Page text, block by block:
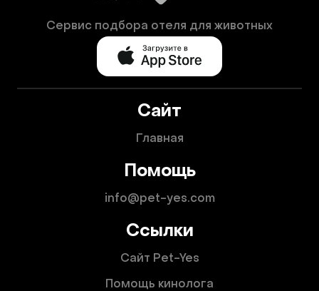
Сервис подбора отеля для животных
Сайт
Главная
Помощь
info@pet-yes.com
Ссылки
Сайт Pet-Yes
Помощь кинолога